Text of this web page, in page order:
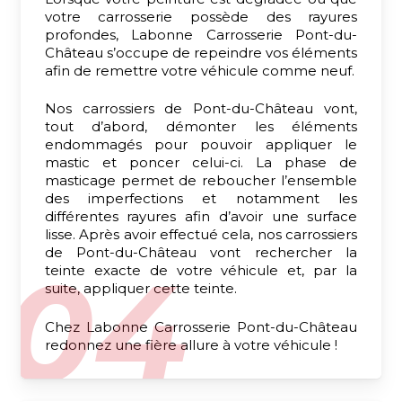
votre carrosserie possède des rayures
profondes, Labonne Carrosserie Pont-du-
Château s’occupe de repeindre vos éléments
afin de remettre votre véhicule comme neuf.
Nos carrossiers de Pont-du-Château vont,
tout d’abord, démonter les éléments
endommagés pour pouvoir appliquer le
mastic et poncer celui-ci. La phase de
masticage permet de reboucher l’ensemble
des imperfections et notamment les
différentes rayures afin d’avoir une surface
lisse. Après avoir effectué cela, nos carrossiers
de Pont-du-Château vont rechercher la
teinte exacte de votre véhicule et, par la
suite, appliquer cette teinte.
Chez Labonne Carrosserie Pont-du-Château
redonnez une fière allure à votre véhicule !